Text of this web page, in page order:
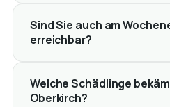
Sind Sie auch am
erreichbar?
Welche Schädlinge
Oberkirch?